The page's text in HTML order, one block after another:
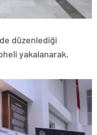
düzenlediği
yakalanarak,